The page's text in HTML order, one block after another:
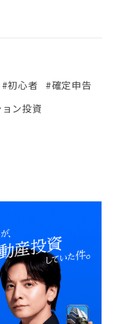
#初心者
#確定申告
ン投資